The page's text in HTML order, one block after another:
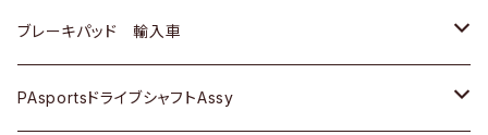
三菱
スバル
三菱
スバル
マツダ
三菱
ダイハツ
マツダ
日産
ダイハツ
日産
ダイハツ
ホンダ
スズキ
ＡＵＤＩ
ＢＥＮＺ
ブレーキパッド 輸入車
ＢＥＮＺ
PAsportsドライブシャフトAssy